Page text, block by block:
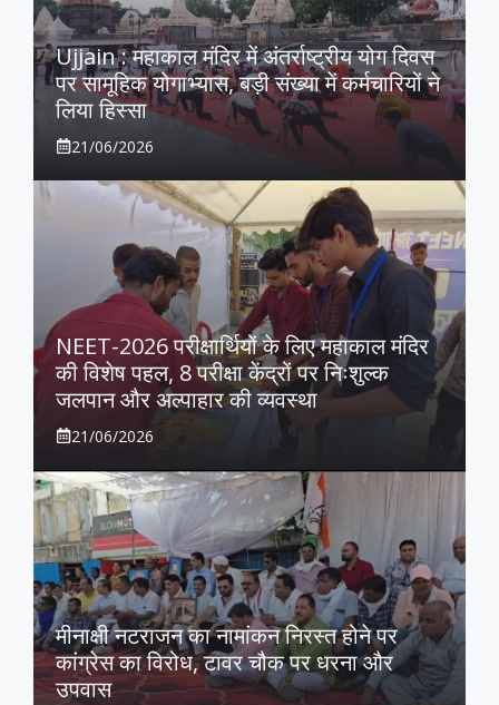
Ujjain : महाकाल मंदिर में अंतर्राष्ट्रीय योग दिवस
पर सामूहिक योगाभ्यास, बड़ी संख्या में कर्मचारियों ने
लिया हिस्सा
21/06/2026
NEET-2026 परीक्षार्थियों के लिए महाकाल मंदिर
की विशेष पहल, 8 परीक्षा केंद्रों पर निःशुल्क
जलपान और अल्पाहार की व्यवस्था
21/06/2026
मीनाक्षी नटराजन का नामांकन निरस्त होने पर
कांग्रेस का विरोध, टावर चौक पर धरना और
उपवास